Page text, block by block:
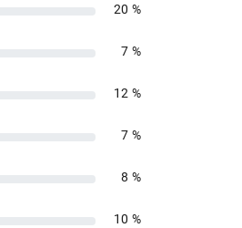
20 %
7 %
12 %
7 %
8 %
10 %